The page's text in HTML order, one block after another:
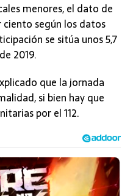
menores, el dato de
según los datos
se sitúa unos 5,7
2019.
que la jornada
si bien hay que
por el 112.